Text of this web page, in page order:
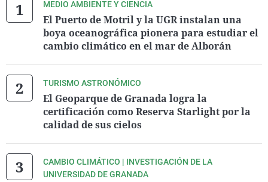
MEDIO AMBIENTE Y CIENCIA
El Puerto de Motril y la UGR instalan una
boya oceanográfica pionera para estudiar el
cambio climático en el mar de Alborán
TURISMO ASTRONÓMICO
El Geoparque de Granada logra la
certificación como Reserva Starlight por la
calidad de sus cielos
CAMBIO CLIMÁTICO | INVESTIGACIÓN DE LA
UNIVERSIDAD DE GRANADA